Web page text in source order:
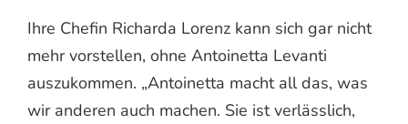
Ihre Chefin Richarda Lorenz kann sich gar nicht
mehr vorstellen, ohne Antoinetta Levanti
auszukommen. „Antoinetta macht all das, was
wir anderen auch machen. Sie ist verlässlich,